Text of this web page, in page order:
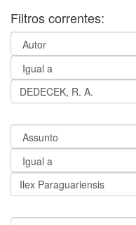
Filtros correntes: